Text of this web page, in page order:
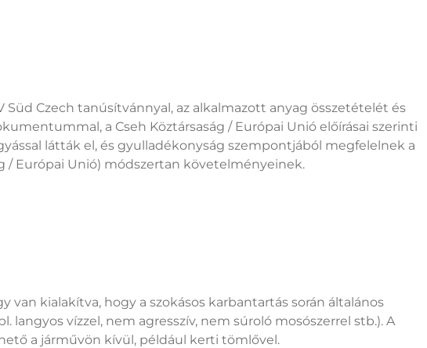
Czech tanúsítvánnyal, az alkalmazott anyag összetételét és
a Cseh Köztársaság / Európai Unió előírásai szerinti
látták el, és gyulladékonyság szempontjából megfelelnek a
/ Európai Unió) módszertan követelményeinek.
van kialakítva, hogy a szokásos karbantartás során általános
langyos vízzel, nem agresszív, nem súroló mosószerrel stb.). A
a járművön kívül, például kerti tömlővel.